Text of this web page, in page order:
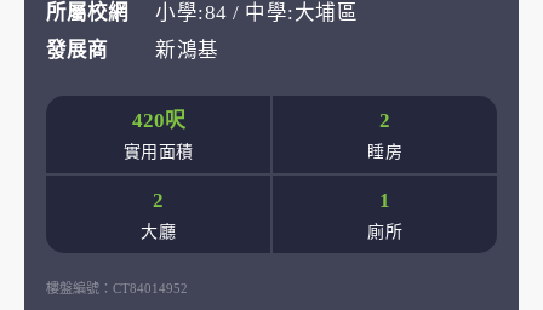
所屬校網
小學:84 / 中學:大埔區
發展商
新鴻基
420呎
實用面積
2
睡房
2
大廳
1
廁所
樓盤編號： CT84014952